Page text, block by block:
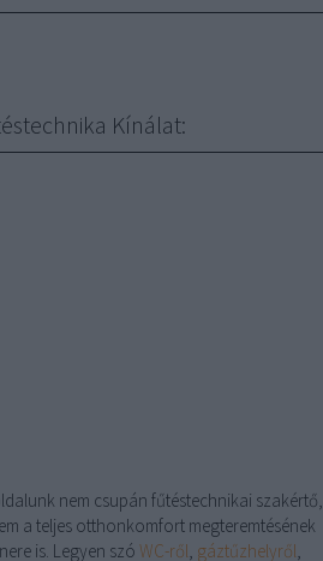
Kínálat:
nem csupán fűtéstechnikai szakértő,
a teljes otthonkomfort megteremtésének
is. Legyen szó WC-ről, gáztűzhelyről,